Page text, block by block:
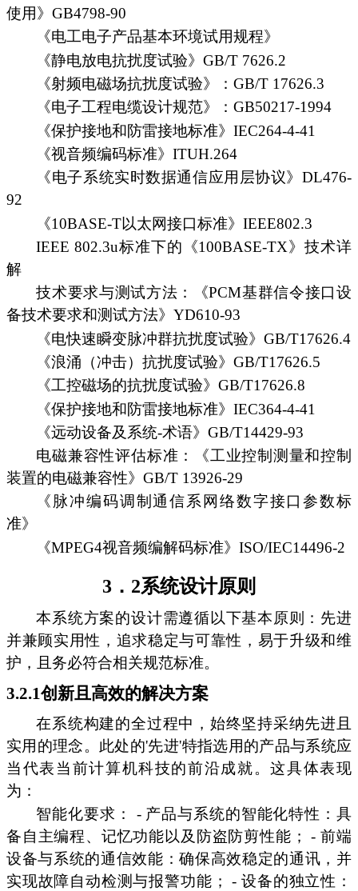
使用》GB4798-90
《电工电子产品基本环境试用规程》
《静电放电抗扰度试验》GB/T 7626.2
《射频电磁场抗扰度试验》：GB/T 17626.3
《电子工程电缆设计规范》：GB50217-1994
《保护接地和防雷接地标准》IEC264-4-41
《视音频编码标准》ITUH.264
《电子系统实时数据通信应用层协议》DL476-
92
《10BASE-T以太网接口标准》IEEE802.3
IEEE 802.3u标准下的《100BASE-TX》技术详
解
技术要求与测试方法：《PCM基群信令接口设
备技术要求和测试方法》YD610-93
《电快速瞬变脉冲群抗扰度试验》GB/T17626.4
《浪涌（冲击）抗扰度试验》GB/T17626.5
《工控磁场的抗扰度试验》GB/T17626.8
《保护接地和防雷接地标准》IEC364-4-41
《远动设备及系统-术语》GB/T14429-93
电磁兼容性评估标准：《工业控制测量和控制
装置的电磁兼容性》GB/T 13926-29
《脉冲编码调制通信系网络数字接口参数标
准》
《MPEG4视音频编解码标准》ISO/IEC14496-2
3．2系统设计原则
本系统方案的设计需遵循以下基本原则：先进
并兼顾实用性，追求稳定与可靠性，易于升级和维
护，且务必符合相关规范标准。
3.2.1创新且高效的解决方案
在系统构建的全过程中，始终坚持采纳先进且
实用的理念。此处的'先进'特指选用的产品与系统应
当代表当前计算机科技的前沿成就。这具体表现
为：
智能化要求： - 产品与系统的智能化特性：具
备自主编程、记忆功能以及防盗防剪性能； - 前端
设备与系统的通信效能：确保高效稳定的通讯，并
实现故障自动检测与报警功能； - 设备的独立性：